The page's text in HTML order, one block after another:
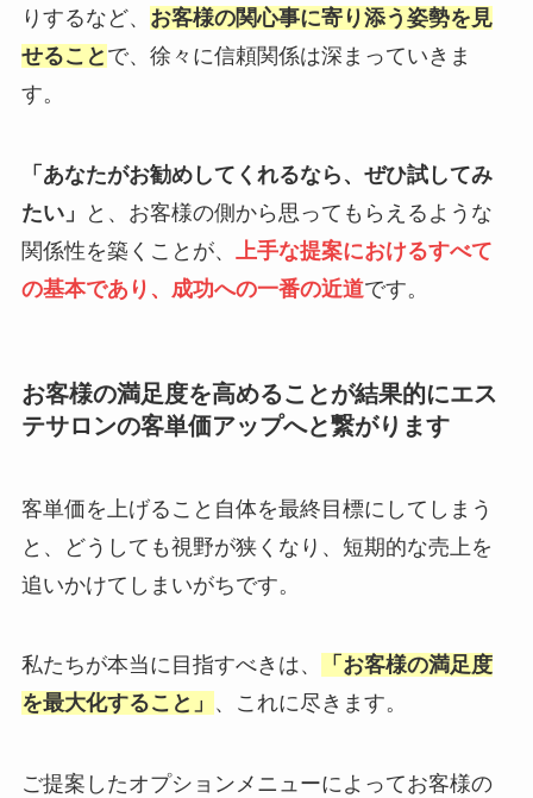
りするなど、 お客様の関心事に寄り添う姿勢を見
せること で、徐々に信頼関係は深まっていきま
す。
「あなたがお勧めしてくれるなら、ぜひ試してみ
たい」
と、お客様の側から思ってもらえるような
関係性を築くことが、 上手な提案におけるすべて
の基本であり、成功への一番の近道です。
お客様の満足度を高めることが結果的にエス
テサロンの客単価アップへと繋がります
客単価を上げること自体を最終目標にしてしまう
と、どうしても視野が狭くなり、短期的な売上を
追いかけてしまいがちです。
私たちが本当に目指すべきは、
「お客様の満足度
を最大化すること」 、これに尽きます。
ご提案したオプションメニューによってお客様の